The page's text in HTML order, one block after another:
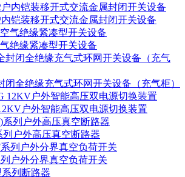
铠装移开式交流金属封闭开关设备
绝缘紧凑型开关设备
闭全绝缘充气式环网开关设备（充气柜）
户外智能高压双电源切换装置
列户外高压真空断路器
户外分界真空负荷开关